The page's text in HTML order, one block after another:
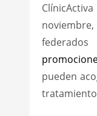
pueden